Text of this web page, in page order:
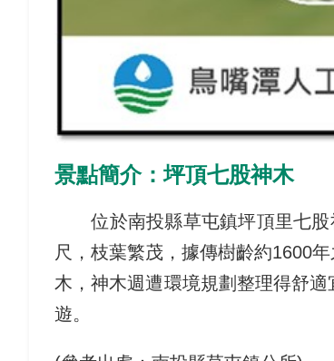
景點簡介：坪頂七股神木
位於南投縣草屯鎮坪頂里七股
尺，枝葉繁茂，據傳樹齡約1600
木，神木週遭環境規劃整理得舒
遊。